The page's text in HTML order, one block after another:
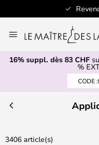
au
contenu
16% suppl. dès 83 CHF
%
CODE :
3406 article(s)